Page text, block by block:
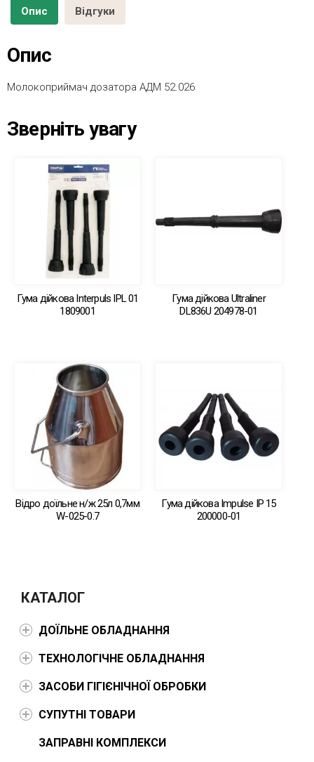
Опис Відгуки
Опис
Молокоприймач дозатора АДМ 52.026
Зверніть увагу
Гума дійкова Interpuls IPL 01
1809001
Гума дійкова Ultraliner
DL836U 204978-01
Відро доїльне н/ж 25л 0,7мм
W-025-0.7
Гума дійкова Impulse IP 15
200000-01
КАТАЛОГ
ДОЇЛЬНЕ ОБЛАДНАННЯ
ТЕХНОЛОГІЧНЕ ОБЛАДНАННЯ
ЗАСОБИ ГІГІЄНІЧНОЇ ОБРОБКИ
СУПУТНІ ТОВАРИ
ЗАПРАВНІ КОМПЛЕКСИ